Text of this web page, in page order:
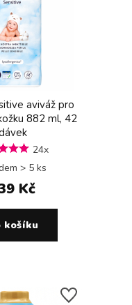
aviváž pro
882 ml, 42
24x
> 5 ks
Kč
košíku